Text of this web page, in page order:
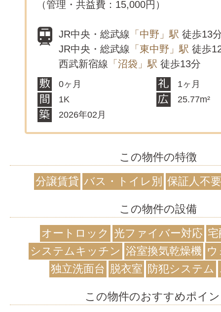
（管理・共益費：15,000円）
JR中央・総武線 「中野」駅 徒歩13
JR中央・総武線 「東中野」駅 徒歩
西武新宿線 「沼袋」駅 徒歩13分
0ヶ月
1ヶ月
1K
25.77m²
2026年02月
この物件の特徴
分譲賃貸 バス・トイレ別 保証人不要
この物件の設備
オートロック
光ファイバー対応
システムキッチン 浴室換気乾燥機
独立洗面台 脱衣室 防犯システム
この物件のおすすめポイ